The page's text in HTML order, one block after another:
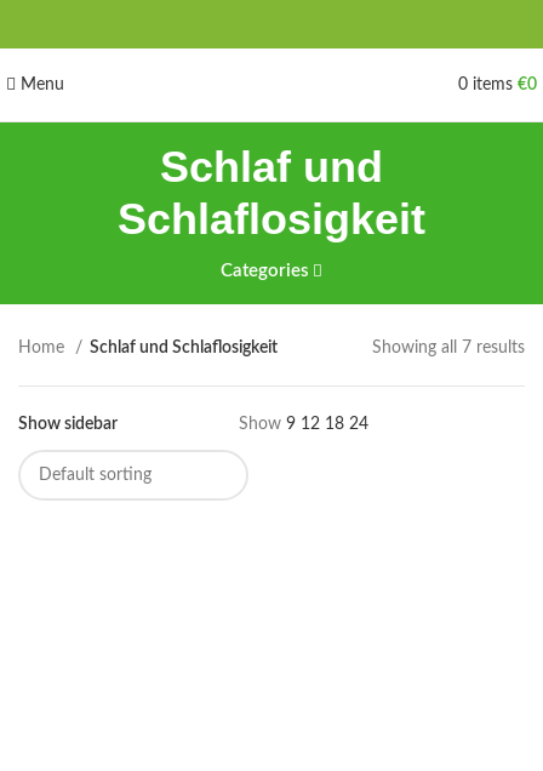
Menu 0 items €0
Schlaf und
Schlaflosigkeit
Categories
Home Schlaf und Schlaflosigkeit Showing all 7 results
Show sidebar Show 9 12 18 24